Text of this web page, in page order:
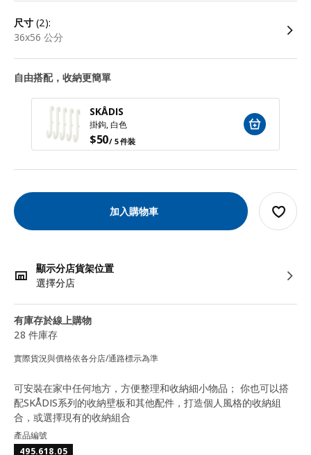
尺寸 (2):
36x56 公分
自由搭配，收納更簡單
SKÅDIS
掛鉤, 白色
$50/ 5 件裝
加入購物車
顯示分店貨架位置
選擇分店
有庫存於線上購物
28 件庫存
實際貨況與價格依各分店/通路標示為準
可安裝在家中任何地方，方便整理和收納細小物品； 你也可以搭
配SKÅDIS系列的收納壁板和其他配件，打造個人風格的收納組
合，或選擇現有的收納組合
產品編號
495.618.05